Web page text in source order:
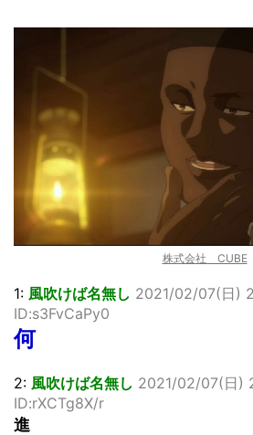
超能力が使えるようになったので限
その２
北原ももさんの挑発!!!
【画像】『プリズマ☆イリヤ』の新
敵「ダンクーガは合体するまでが長
体する前から面白いんだよなぁ
まとめチェッカーは閉鎖しました。
す。
【信長の野望・新生】米問屋をど
かわからない
Powered by livedoor 相互RSS
株式会社 CUBE
1: 風吹けば名無し 2021/02/07(日)
ID:s3FvCaPy0
何
2: 風吹けば名無し 2021/02/07(日)
ID:rXCTg8X/r
進